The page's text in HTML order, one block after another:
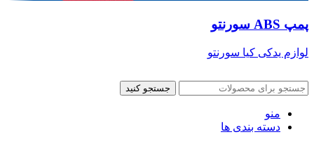
پمپ ABS سورنتو
لوازم یدکی کیا سورنتو
جستجو کنید
منو
دسته بندی ها